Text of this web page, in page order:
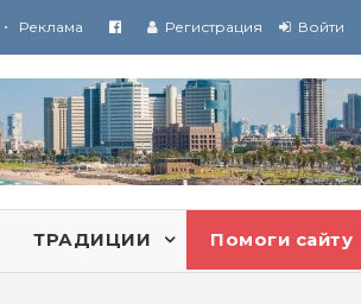
• Реклама Регистрация Войти
ТРАДИЦИИ Помоги сайту